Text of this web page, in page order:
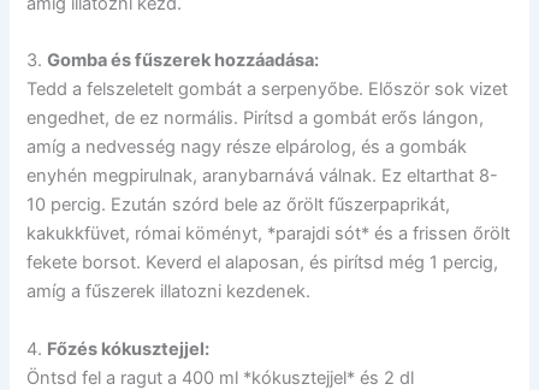
3.Gomba és fűszerek hozzáadása:
Tedd a felszeletelt gombát a serpenyőbe. Először sok vizet
engedhet, de ez normális. Pirítsd a gombát erős lángon,
amíg a nedvesség nagy része elpárolog, és a gombák
enyhén megpirulnak, aranybarnává válnak. Ez eltarthat 8-
10 percig. Ezután szórd bele az őrölt fűszerpaprikát,
kakukkfüvet, római köményt, *parajdi sót* és a frissen őrölt
fekete borsot. Keverd el alaposan, és pirítsd még 1 percig,
amíg a fűszerek illatozni kezdenek.
4. Főzés kókusztejjel:
Öntsd fel a ragut a 400 ml *kókusztejjel* és 2 dl